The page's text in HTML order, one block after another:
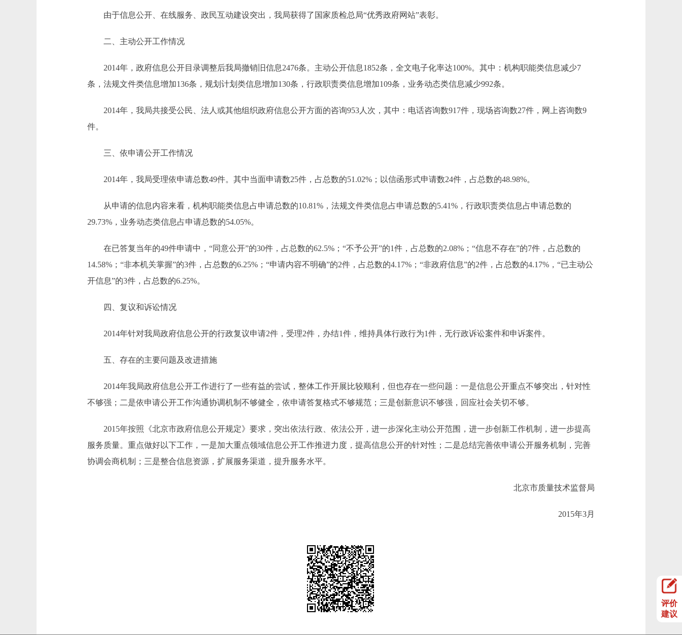
由于信息公开、在线服务、政民互动建设突出，我局获得了国家质检总局“优秀政府网站”表彰。
二、主动公开工作情况
2014年，政府信息公开目录调整后我局撤销旧信息2476条。主动公开信息1852条，全文电子化率达100%。其中：机构职能类信息减少7
条，法规文件类信息增加136条，规划计划类信息增加130条，行政职责类信息增加109条，业务动态类信息减少992条。
2014年，我局共接受公民、法人或其他组织政府信息公开方面的咨询953人次，其中：电话咨询数917件，现场咨询数27件，网上咨询数9
件。
三、依申请公开工作情况
2014年，我局受理依申请总数49件。其中当面申请数25件，占总数的51.02%；以信函形式申请数24件，占总数的48.98%。
从申请的信息内容来看，机构职能类信息占申请总数的10.81%，法规文件类信息占申请总数的5.41%，行政职责类信息占申请总数的
29.73%，业务动态类信息占申请总数的54.05%。
在已答复当年的49件申请中，“同意公开”的30件，占总数的62.5%；“不予公开”的1件，占总数的2.08%；“信息不存在”的7件，占总数的
14.58%；“非本机关掌握”的3件，占总数的6.25%；“申请内容不明确”的2件，占总数的4.17%；“非政府信息”的2件，占总数的4.17%，“已主动公
开信息”的3件，占总数的6.25%。
四、复议和诉讼情况
2014年针对我局政府信息公开的行政复议申请2件，受理2件，办结1件，维持具体行政行为1件，无行政诉讼案件和申诉案件。
五、存在的主要问题及改进措施
2014年我局政府信息公开工作进行了一些有益的尝试，整体工作开展比较顺利，但也存在一些问题：一是信息公开重点不够突出，针对性
不够强；二是依申请公开工作沟通协调机制不够健全，依申请答复格式不够规范；三是创新意识不够强，回应社会关切不够。
2015年按照《北京市政府信息公开规定》要求，突出依法行政、依法公开，进一步深化主动公开范围，进一步创新工作机制，进一步提高
服务质量。重点做好以下工作，一是加大重点领域信息公开工作推进力度，提高信息公开的针对性；二是总结完善依申请公开服务机制，完善
协调会商机制；三是整合信息资源，扩展服务渠道，提升服务水平。
北京市质量技术监督局
2015年3月
评价
建议